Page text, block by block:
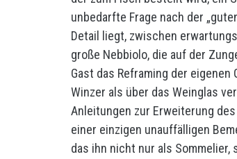
unbedarfte Frage nach der
Detail liegt, zwischen
große Nebbiolo, die auf der
Gast das Reframing der
Winzer als über das Weinglas
Anleitungen zur Erweiterung
einer einzigen unauffälligen
das ihn nicht nur als